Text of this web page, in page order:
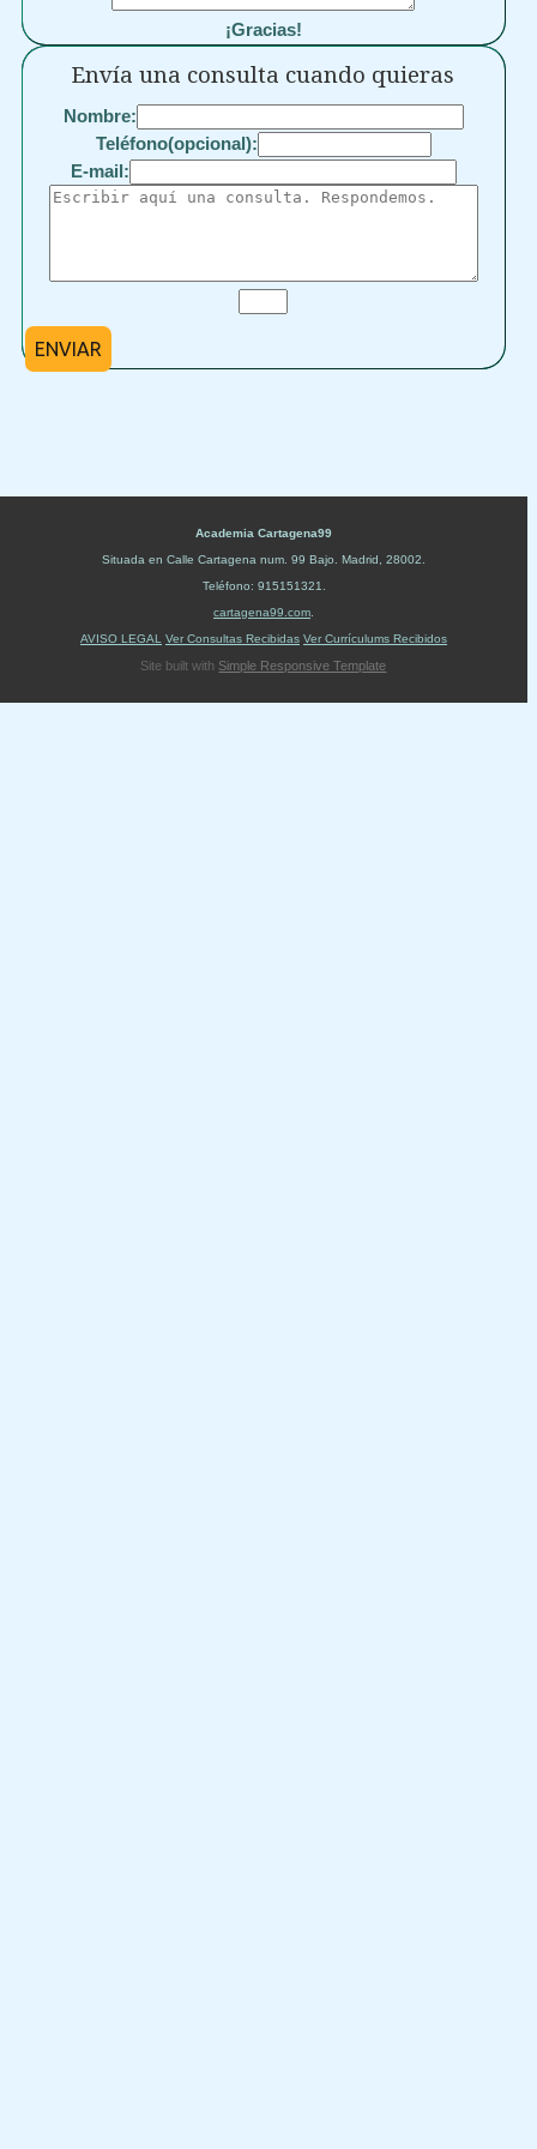
¡Gracias!
Envía una consulta cuando quieras
Nombre:
Teléfono(opcional):
E-mail:
ENVIAR
Academia Cartagena99
Situada en Calle Cartagena num. 99 Bajo Madrid 28002
Teléfono: 915151321
cartagena99.com
AVISO LEGAL
Ver Consultas Recibidas Ver Currículums Recibidos
Site built with Simple Responsive Template